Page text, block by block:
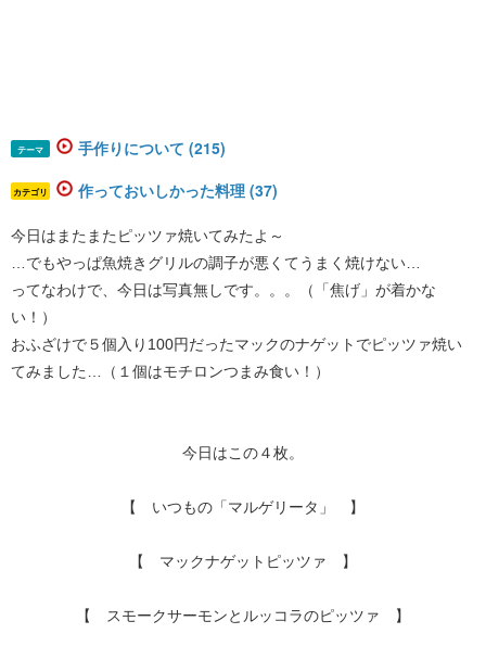
テーマ 手作りについて (215)
カテゴリ 作っておいしかった料理 (37)
今日はまたまたピッツァ焼いてみたよ～
…でもやっぱ魚焼きグリルの調子が悪くてうまく焼けない…
ってなわけで、今日は写真無しです。。。（「焦げ」が着かな
い！）
おふざけで５個入り100円だったマックのナゲットでピッツァ焼い
てみました…（１個はモチロンつまみ食い！）
今日はこの４枚。
【 いつもの「マルゲリータ」 】
【 マックナゲットピッツァ 】
【 スモークサーモンとルッコラのピッツァ 】